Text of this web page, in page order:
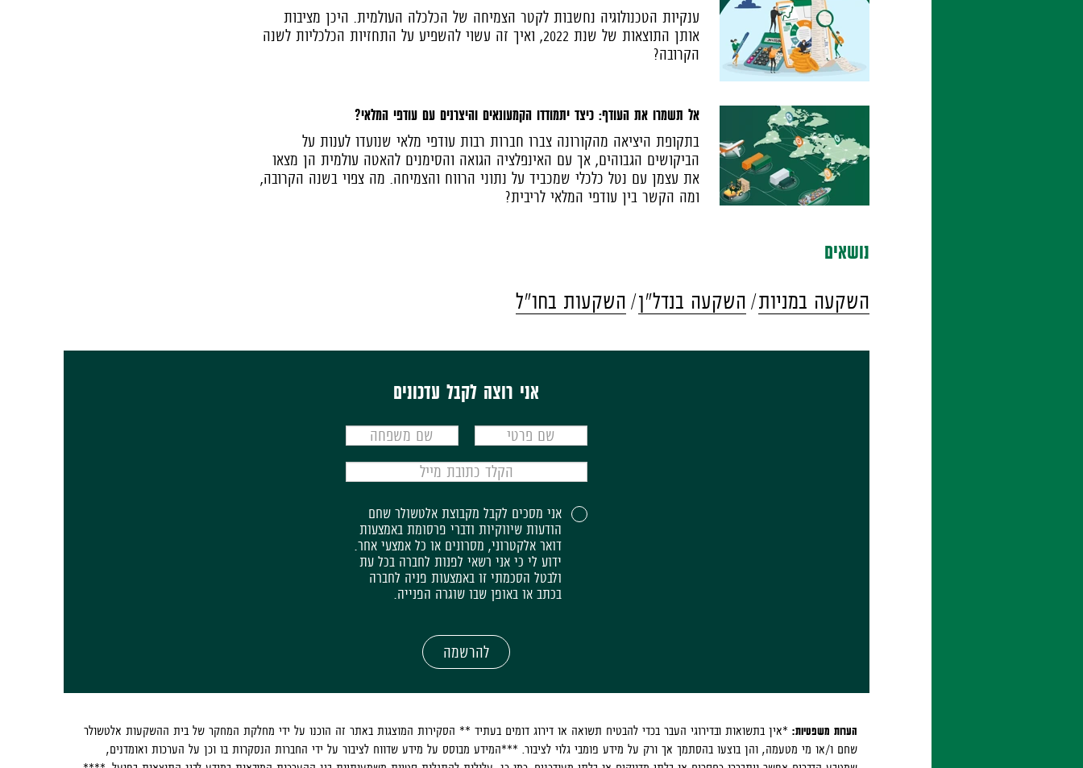
ענקיות הטכנולוגיה נחשבות לקטר הצמיחה של הכלכלה העולמית. היכן מציבות
אותן התוצאות של שנת 2022, ואיך זה עשוי להשפיע על התחזיות הכלכליות לשנה
הקרובה?
אל תשמרו את העודף: כיצד יתמודדו הקמעונאים והיצרנים עם עודפי המלאי?
בתקופת היציאה מהקורונה צברו חברות רבות עודפי מלאי שנועדו לענות על
הביקושים הגבוהים, אך עם האינפלציה הגואה והסימנים להאטה עולמית הן מצאו
את עצמן עם נטל כלכלי שמכביד על נתוני הרווח והצמיחה. מה צפוי בשנה הקרובה,
ומה הקשר בין עודפי המלאי לריבית?
נושאים
השקעה במניות השקעה בנדל"ן השקעות בחו"ל
אני רוצה לקבל עדכונים
אני מסכים לקבל מקבוצת אלטשולר שחם
הודעות שיווקיות ודברי פרסומת באמצעות
דואר אלקטרוני, מסרונים או כל אמצעי אחר.
ידוע לי כי אני רשאי לפנות לחברה בכל עת
ולבטל הסכמתי זו באמצעות פניה לחברה
בכתב או באופן שבו שוגרה הפנייה.
להרשמה
הערות משפטיות: *אין בתשואות ובדירוגי העבר בכדי להבטיח תשואה או דירוג דומים בעתיד ** הסקירות המוצגות באתר זה הוכנו על ידי מחלקת המחקר של בית ההשקעות אלטשולר
שחם ו/או מי מטעמה, והן בוצעו בהסתמך אך ורק על מידע פומבי גלוי לציבור. ***המידע מבוסס על מידע שדווח לציבור על ידי החברות הנסקרות בו וכן על הערכות ואומדנים,